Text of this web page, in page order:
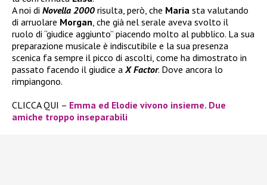
A noi di Novella 2000 risulta, però, che Maria sta valutando
di arruolare Morgan, che già nel serale aveva svolto il
ruolo di “giudice aggiunto” piacendo molto al pubblico. La sua
preparazione musicale è indiscutibile e la sua presenza
scenica fa sempre il picco di ascolti, come ha dimostrato in
passato facendo il giudice aX Factor. Dove ancora lo
rimpiangono.
CLICCA QUI – Emma ed Elodie vivono insieme. Due
amiche troppo inseparabili